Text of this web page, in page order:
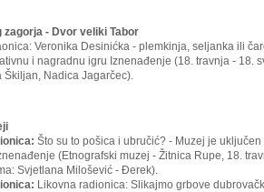
zagorja - Dvor veliki Tabor
Veronika Desinićka - plemkinja, seljanka ili
i nagradnu igru Iznenađenje (18. travnja - 18.
Škiljan, Nadica Jagarčec).
Što su to pošica i ubručić? - Muzej je
(Etnografski muzej - Žitnica Rupe, 18.
Svjetlana Milošević - Đerek).
Likovna radionica: Slikajmo grbove